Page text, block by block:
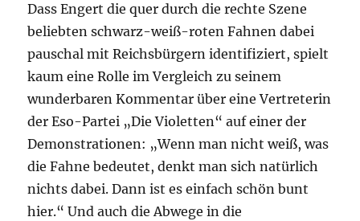
Dass Engert die quer durch die rechte Szene
beliebten schwarz-weiß-roten Fahnen dabei
pauschal mit Reichsbürgern identifiziert, spielt
kaum eine Rolle im Vergleich zu seinem
wunderbaren Kommentar über eine Vertreterin
der Eso-Partei „Die Violetten“ auf einer der
Demonstrationen: „Wenn man nicht weiß, was
die Fahne bedeutet, denkt man sich natürlich
nichts dabei. Dann ist es einfach schön bunt
hier.“ Und auch die Abwege in die